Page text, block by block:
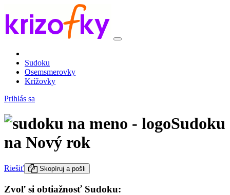
Sudoku
Osemsmerovky
Krížovky
Prihlás sa
Sudoku
na Nový rok
Riešiť Skopíruj a pošli
Zvoľ si obtiažnosť Sudoku: